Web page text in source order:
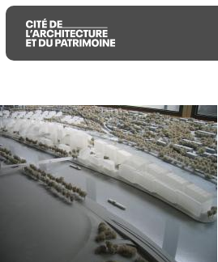
Aller
au
contenu
principal
Aller
au
menu
principal
Aller
à
la
recherche